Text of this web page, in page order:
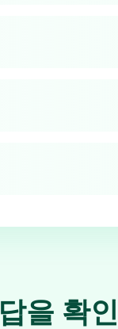
답을 확